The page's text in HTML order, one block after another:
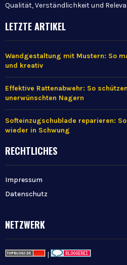
Qualität, Verständlichkeit und
LETZTE ARTIKEL
Wandgestaltung mit Mustern: So
und kreativ
Effektive Rattenabwehr: So
unerwünschten Nagern
Softeinzugschublade reparieren:
wieder in Schwung
RECHTLICHES
Impressum
Datenschutz
NETZWERK
|